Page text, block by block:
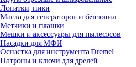
Лопатки, пики
Масла для генераторов и бензопил
Метчики и плашки
Мешки и аксессуары для пылесосов
Насадки для МФИ
Оснастка для инструмента Dremel
Патроны и ключи для дрелей